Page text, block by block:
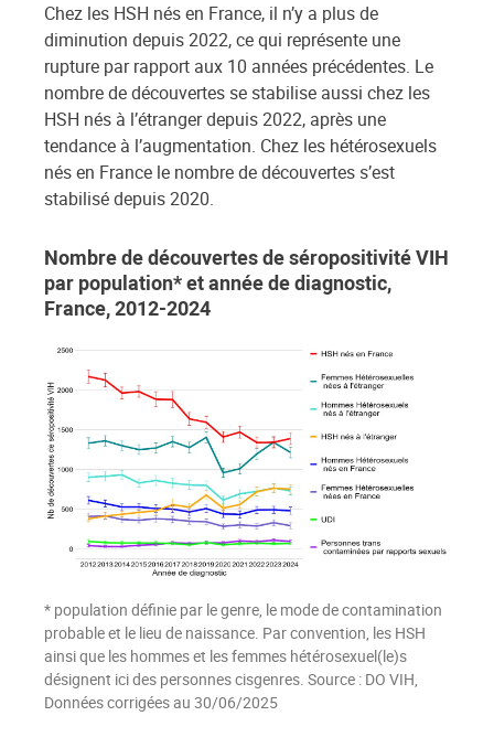
Chez les HSH nés en France, il n’y a plus de
diminution depuis 2022, ce qui représente une
rupture par rapport aux 10 années précédentes. Le
nombre de découvertes se stabilise aussi chez les
HSH nés à l’étranger depuis 2022, après une
tendance à l’augmentation. Chez les hétérosexuels
nés en France le nombre de découvertes s’est
stabilisé depuis 2020.
Nombre de découvertes de séropositivité VIH
par population* et année de diagnostic,
France, 2012-2024
* population définie par le genre, le mode de contamination
probable et le lieu de naissance. Par convention, les HSH
ainsi que les hommes et les femmes hétérosexuel(le)s
désignent ici des personnes cisgenres. Source : DO VIH,
Données corrigées au 30/06/2025